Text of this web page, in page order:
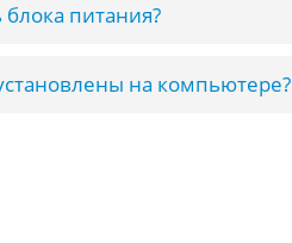
питания?
на компьютере?